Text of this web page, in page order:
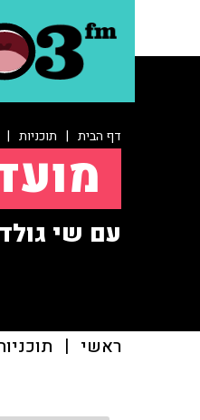
דף הבית | תוכניות |
עם שי
ראשי |